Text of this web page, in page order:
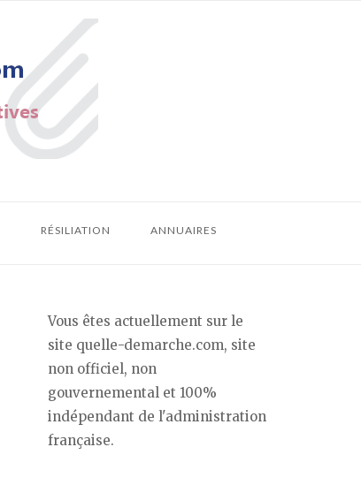
RÉSILIATION ANNUAIRES
Vous êtes actuellement sur le
site quelle-demarche.com, site
non officiel, non
gouvernemental et 100%
indépendant de l'administration
française.